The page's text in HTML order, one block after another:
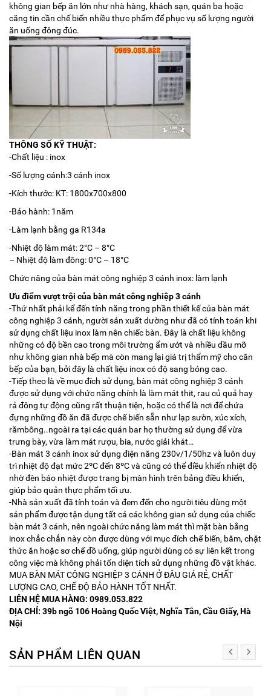
không gian bếp ăn lớn như nhà hàng, khách sạn, quán ba hoặc
căng tin cần chế biến nhiều thực phẩm để phục vụ số lượng người
ăn uống đông đúc.
THÔNG SỐ KỸ THUẬT:
-Chất liệu : inox
-Số lượng cánh:3 cánh inox
-Kích thước: KT: 1800x700x800
-Bảo hành: 1năm
-Làm lạnh bằng ga R134a
-Nhiệt độ làm mát: 2°C – 8°C
– Nhiệt độ làm đông: 0°C – 18°C
Chức năng của bàn mát công nghiệp 3 cánh inox: làm lạnh
Ưu điểm vượt trội của bàn mát công nghiệp 3 cánh
-Thứ nhất phải kể đến tính năng trong phần thiết kế của bàn mát
công nghiệp 3 cánh, người sản xuất dường như đã có tính toán khi
sử dụng chất liệu inox làm nên chiếc bàn. Đây là chất liệu không
những có độ bền cao trong môi trường ẩm ướt và nhiều dầu mỡ
như không gian nhà bếp mà còn mang lại giá trị thẩm mỹ cho căn
bếp của bạn, bởi đây là chất liệu inox có độ sang bóng cao.
-Tiếp theo là về mục đích sử dụng, bàn mát công nghiệp 3 cánh
được sử dụng với chức năng chính là làm mát thit, rau củ quả hay
rả đông tự động cũng rất thuận tiện, hoặc có thể là nơi để chứa
đựng những đồ ăn đã được chế biến sẵn như lạp sườn, xúc xích,
rămbông..ngoài ra tại các quán bar họ thường sử dụng để vừa
trưng bày, vừa làm mát rượu, bia, nước giải khát…
-Bàn mát 3 cánh inox sử dụng điện năng 230v/1/50hz và luôn duy
trì nhiệt độ đạt mức 2ºC đến 8ºC và cũng có thể điều khiển nhiệt độ
nhờ đèn báo nhiệt được trang bị màn hình trên bảng điều khiển,
giúp bảo quản thực phẩm tối ưu.
-Nhà sản xuất đã tính toán và đem đến cho người tiêu dùng một
sản phẩm được tận dụng tất cả các không gian sử dụng của chiếc
bàn mát 3 cánh, nên ngoài chức năng làm mát thì mặt bàn bằng
inox chắc chắn này còn được dùng với mục đích chế biến, băm, chặt
thức ăn hoặc sơ chế đồ uống, giúp người dùng có sự liên kết trong
công việc mà không phải tốn diện tích sử dụng những đồ vật khác.
MUA BÀN MÁT CÔNG NGHIỆP 3 CÁNH Ở ĐÂU GIÁ RẺ, CHẤT
LƯỢNG CAO, CHẾ ĐỘ BẢO HÀNH TỐT NHẤT.
LIÊN HỆ MUA HÀNG: 0989.053.822
ĐỊA CHỈ: 39b ngõ 106 Hoàng Quốc Việt, Nghĩa Tân, Cầu Giấy, Hà
Nội
SẢN PHẨM LIÊN QUAN